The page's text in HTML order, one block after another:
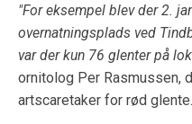
"For eksempel blev der 2.
overnatningsplads ved
var der kun 76 glenter på
ornitolog Per Rasmussen,
artscaretaker for rød glente.